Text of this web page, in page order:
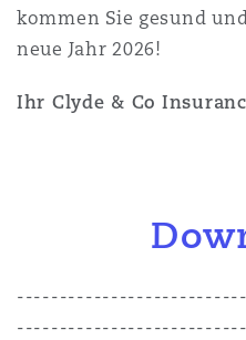
kommen Sie gesund
neue Jahr 2026!
Ihr Clyde & Co